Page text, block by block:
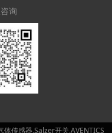
询
传感器,Salzer开关,AVENTICS